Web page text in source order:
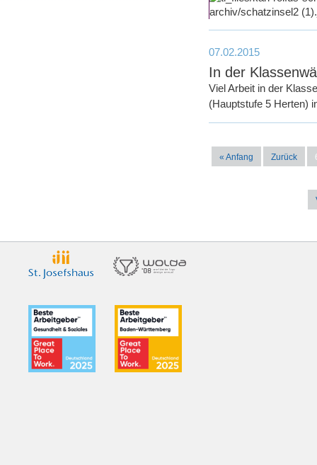
07.02.2015
In der
Viel Arbeit in der
(Hauptstufe 5 Herten)
« Anfang Zurück